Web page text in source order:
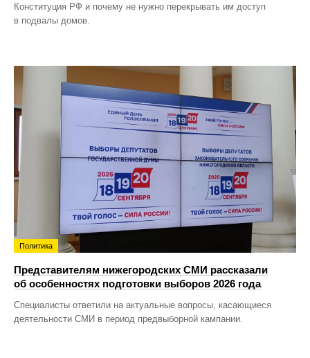
Конституция РФ и почему не нужно перекрывать им доступ
в подвалы домов.
Политика
Представителям нижегородских СМИ рассказали
об особенностях подготовки выборов 2026 года
Специалисты ответили на актуальные вопросы, касающиеся
деятельности СМИ в период предвыборной кампании.